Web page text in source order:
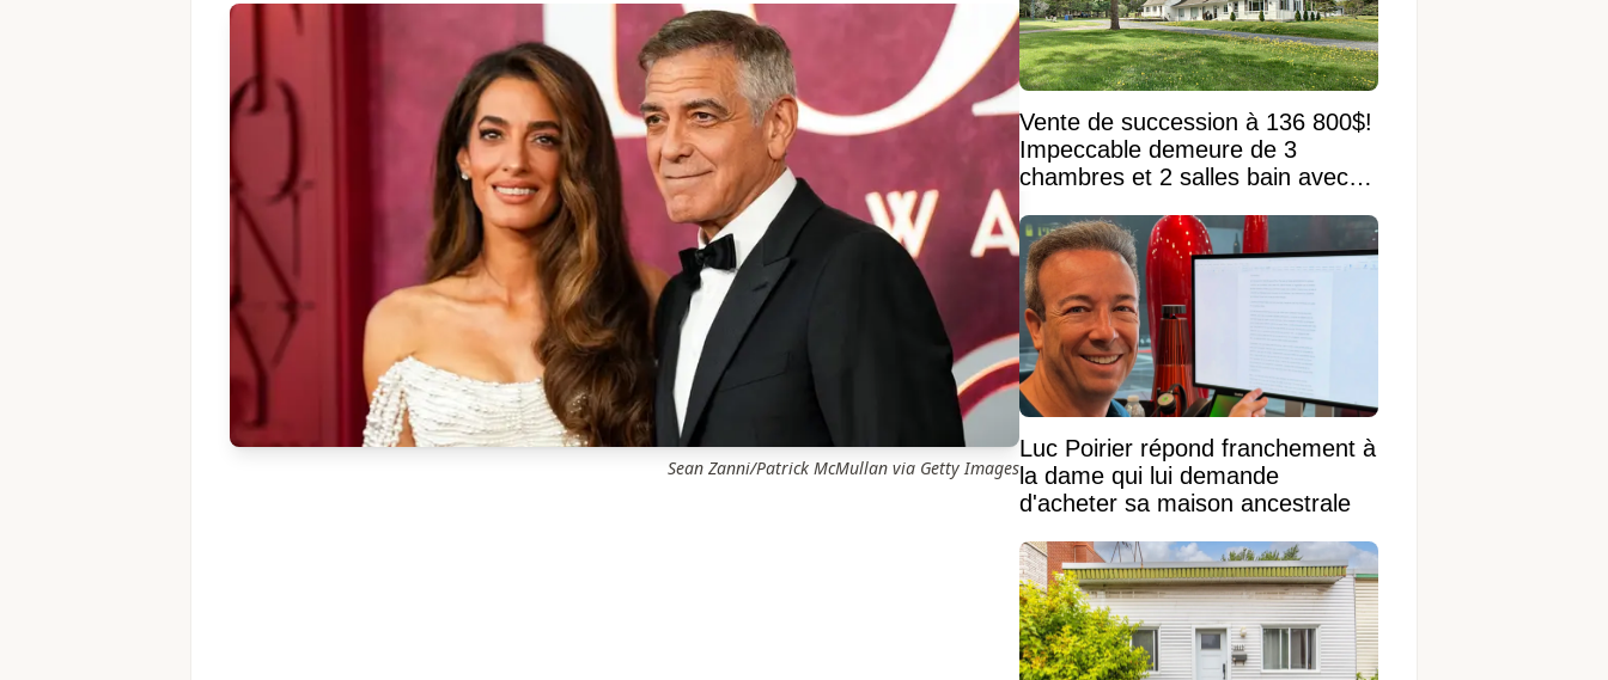
Sean Zanni/Patrick McMullan via Getty Images
Vente de succession à 136 800$!
Impeccable demeure de 3
chambres et 2 salles bain avec
Luc Poirier répond franchement à
la dame qui lui demande
d'acheter sa maison ancestrale